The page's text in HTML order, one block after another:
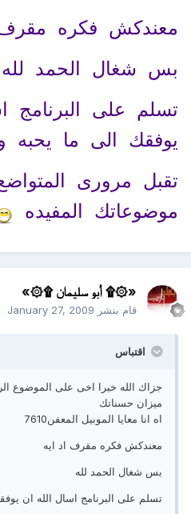
معندكش فكره مقرف
بس شغال الحمد لله
تسلم على البرنامج
يوفقك الى ما يحبه
تقبل مرورى
موضوعاتك المفيده
«۞۩ أبو سليمان ۩۞»
قام بنشر January 27, 2009
اقتباس
جزاك الله خيرا اخى على الموضوع
ميزان حسناتك
اه انا معايا الموبيل المعفن7610
معندكش فكره مقرف اد ايه
بس شغال الحمد لله
تسلم على البرنامج اسال الله ان